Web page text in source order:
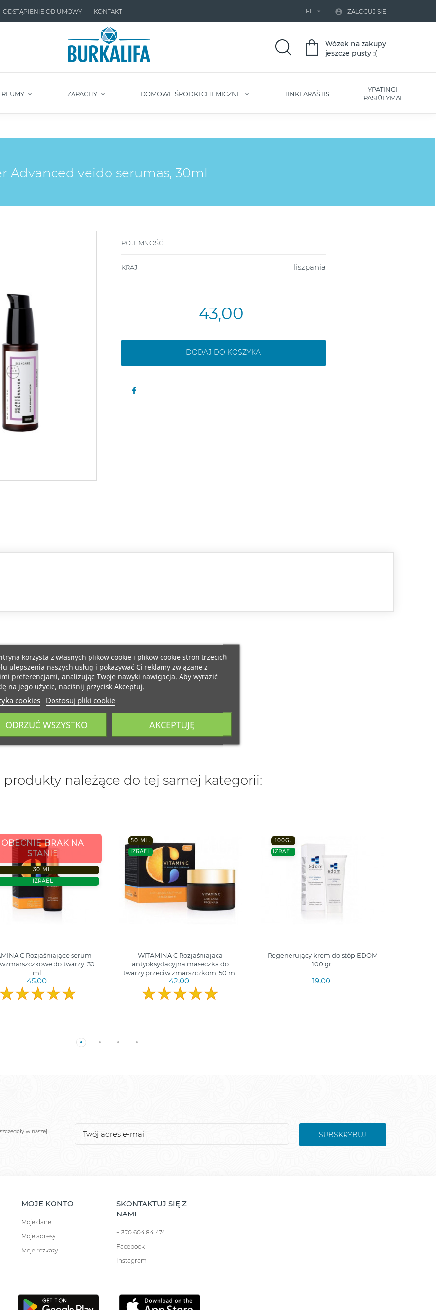
ODSTĄPIENIE OD UMOWY KONTAKT PL   ZALOGUJ SIĘ
Wózek na zakupy
jeszcze pusty :(
ZAPACHY DOMOWE ŚRODKI CHEMICZNE TINKLARAŠTIS
YPATINGI
PASIŪLYMAI
Advanced veido serumas, 30ml
POJEMNOŚĆ
KRAJ Hiszpania
43,00
DODAJ DO KOSZYKA
produkty należące do tej samej kategorii:
OBECNIE BRAK NA
STANIE
30 ML.
IZRAEL
C Rozjaśniające serum
do twarzy, 30
ml.
45,00
50 ML.
IZRAEL
WITAMINA C Rozjaśniająca
antyoksydacyjna maseczka do
twarzy przeciw zmarszczkom, 50 ml
42,00
100G.
IZRAEL
Regenerujący krem do stóp EDOM
100 gr.
19,00
w naszej
SUBSKRYBUJ
MOJE KONTO
Moje dane
Moje adresy
Moje rozkazy
SKONTAKTUJ SIĘ Z
NAMI
+ 370 604 84 474
Facebook
Instagram
korzysta z własnych plików cookie i plików cookie stron trzecich
ulepszenia naszych usług i pokazywać Ci reklamy związane z
preferencjami, analizując Twoje nawyki nawigacja. Aby wyrazić
na jego użycie, naciśnij przycisk Akceptuj.
cookies Dostosuj pliki cookie
ODRZUĆ WSZYSTKO AKCEPTUJĘ